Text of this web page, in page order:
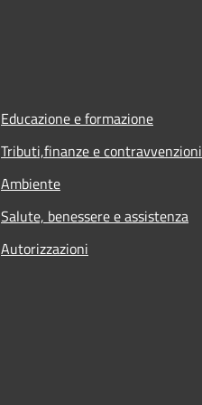
Educazione e formazione
Tributi,finanze e contravvenzioni
Ambiente
Salute, benessere e assistenza
Autorizzazioni